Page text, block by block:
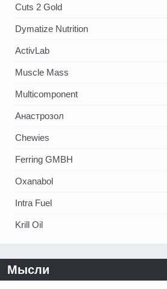
Cuts 2 Gold
Dymatize Nutrition
ActivLab
Muscle Mass
Multicomponent
Анастрозол
Chewies
Ferring GMBH
Oxanabol
Intra Fuel
Krill Oil
Мысли